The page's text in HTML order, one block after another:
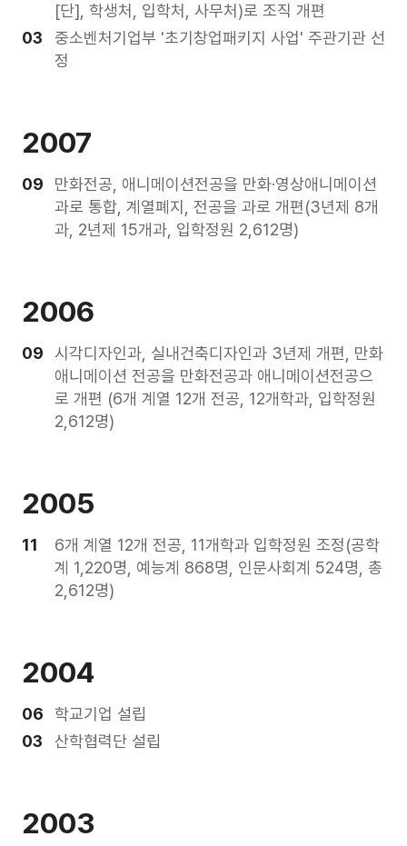
[단], 학생처, 입학처, 사무처)로 조직 개편
03
중소벤처기업부 '초기창업패키지 사업' 주관기관 선
정
2007
09
만화전공, 애니메이션전공을 만화·영상애니메이션
과로 통합, 계열폐지, 전공을 과로 개편(3년제 8개
과, 2년제 15개과, 입학정원 2,612명)
2006
09
시각디자인과, 실내건축디자인과 3년제 개편, 만화
애니메이션 전공을 만화전공과 애니메이션전공으
로 개편 (6개 계열 12개 전공, 12개학과, 입학정원
2,612명)
2005
11
6개 계열 12개 전공, 11개학과 입학정원 조정(공학
계 1,220명, 예능계 868명, 인문사회계 524명, 총
2,612명)
2004
06
학교기업 설립
03
산학협력단 설립
2003